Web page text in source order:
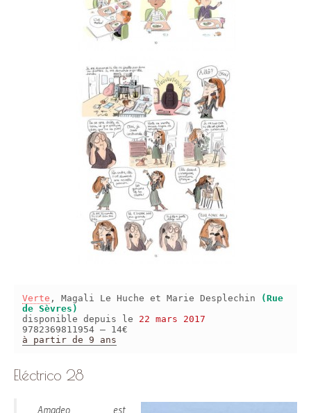
Verte , Magali Le Huche et Marie Desplechin
(Rue
de Sèvres)
disponible depuis le 22 mars 2017
9782369811954 – 14€
à partir de 9 ans
Eléctrico 28
Amadeo est